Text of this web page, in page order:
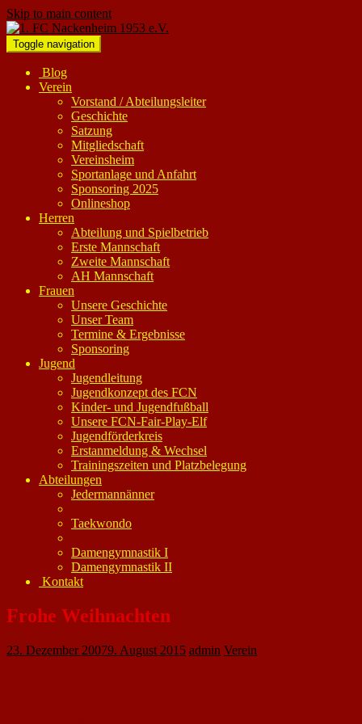
Skip to main content
Toggle navigation
Blog
Verein
Vorstand / Abteilungsleiter
Geschichte
Satzung
Mitgliedschaft
Vereinsheim
Sportanlage und Anfahrt
Sponsoring 2025
Onlineshop
Herren
Abteilung und Spielbetrieb
Erste Mannschaft
Zweite Mannschaft
AH Mannschaft
Frauen
Unsere Geschichte
Unser Team
Termine & Ergebnisse
Sponsoring
Jugend
Jugendleitung
Jugendkonzept des FCN
Kinder- und Jugendfußball
Unsere FCN-Fair-Play-Elf
Jugendförderkreis
Erstanmeldung & Wechsel
Trainingszeiten und Platzbelegung
Abteilungen
Jedermannänner
Taekwondo
Damengymnastik I
Damengymnastik II
Kontakt
Frohe Weihnachten
23. Dezember 20079. August 2015 admin Verein